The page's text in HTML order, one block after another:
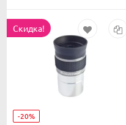
Скидка!
-20%